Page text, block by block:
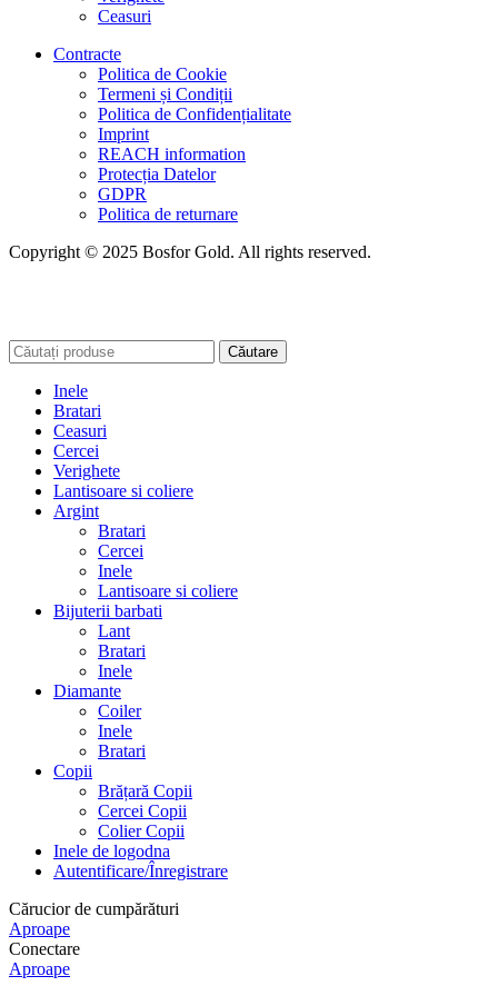
Ceasuri
Contracte
Politica de Cookie
Termeni și Condiții
Politica de Confidențialitate
Imprint
REACH information
Protecția Datelor
GDPR
Politica de returnare
Copyright © 2025 Bosfor Gold. All rights reserved.
Căutare
Inele
Bratari
Ceasuri
Cercei
Verighete
Lantisoare si coliere
Argint
Bratari
Cercei
Inele
Lantisoare si coliere
Bijuterii barbati
Lant
Bratari
Inele
Diamante
Coiler
Inele
Bratari
Copii
Brățară Copii
Cercei Copii
Colier Copii
Inele de logodna
Autentificare/Înregistrare
Cărucior de cumpărături
Aproape
Conectare
Aproape